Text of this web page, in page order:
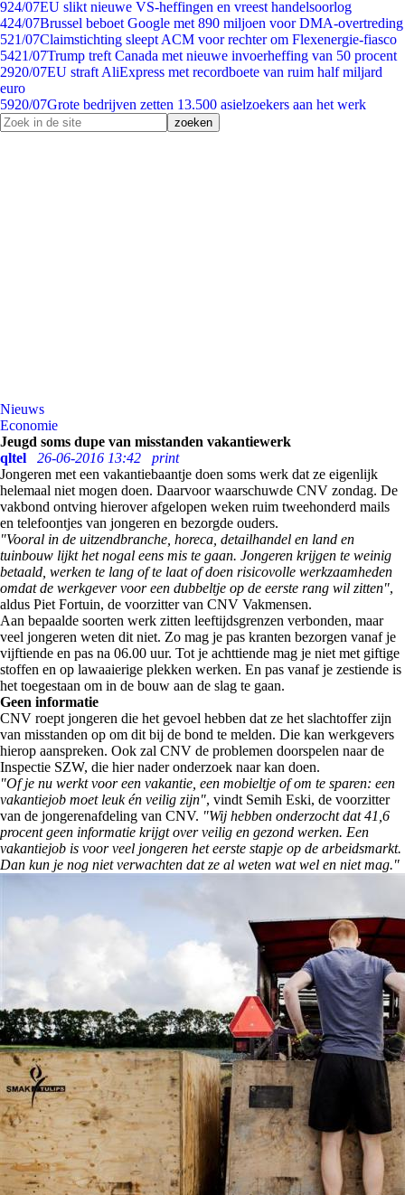
924/07EU slikt nieuwe VS-heffingen en vreest handelsoorlog
424/07Brussel beboet Google met 890 miljoen voor DMA-overtreding
521/07Claimstichting sleept ACM voor rechter om Flexenergie-fiasco
5421/07Trump treft Canada met nieuwe invoerheffing van 50 procent
2920/07EU straft AliExpress met recordboete van ruim half miljard
euro
5920/07Grote bedrijven zetten 13.500 asielzoekers aan het werk
Nieuws
Economie
Jeugd soms dupe van misstanden vakantiewerk
qltel
26-06-2016 13:42
print
Jongeren met een vakantiebaantje doen soms werk dat ze eigenlijk
helemaal niet mogen doen. Daarvoor waarschuwde CNV zondag. De
vakbond ontving hierover afgelopen weken ruim tweehonderd mails
en telefoontjes van jongeren en bezorgde ouders.
"Vooral in de uitzendbranche, horeca, detailhandel en land en
tuinbouw lijkt het nogal eens mis te gaan. Jongeren krijgen te weinig
betaald, werken te lang of te laat of doen risicovolle werkzaamheden
omdat de werkgever voor een dubbeltje op de eerste rang wil zitten",
aldus Piet Fortuin, de voorzitter van CNV Vakmensen.
Aan bepaalde soorten werk zitten leeftijdsgrenzen verbonden, maar
veel jongeren weten dit niet. Zo mag je pas kranten bezorgen vanaf je
vijftiende en pas na 06.00 uur. Tot je achttiende mag je niet met giftige
stoffen en op lawaaierige plekken werken. En pas vanaf je zestiende is
het toegestaan om in de bouw aan de slag te gaan.
Geen informatie
CNV roept jongeren die het gevoel hebben dat ze het slachtoffer zijn
van misstanden op om dit bij de bond te melden. Die kan werkgevers
hierop aanspreken. Ook zal CNV de problemen doorspelen naar de
Inspectie SZW, die hier nader onderzoek naar kan doen.
"Of je nu werkt voor een vakantie, een mobieltje of om te sparen: een
vakantiejob moet leuk én veilig zijn", vindt Semih Eski, de voorzitter
van de jongerenafdeling van CNV. "Wij hebben onderzocht dat 41,6
procent geen informatie krijgt over veilig en gezond werken. Een
vakantiejob is voor veel jongeren het eerste stapje op de arbeidsmarkt.
Dan kun je nog niet verwachten dat ze al weten wat wel en niet mag."